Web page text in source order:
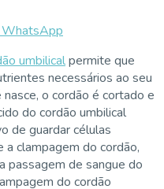
WhatsApp
umbilicalpermite que
necessários ao seu
o cordão é cortado e
do cordão umbilical
de guardar células
clampagem do cordão,
passagem de sangue do
do cordão